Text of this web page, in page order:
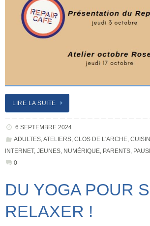
LIRE LA SUITE
6 SEPTEMBRE 2024
ADULTES,ATELIERS, CLOS DE L'ARCHE,
INTERNET, JEUNES, NUMÉRIQUE, PARENTS,
0
DU YOGA POUR
RELAXER !